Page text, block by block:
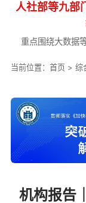
人社部等九部
重点围绕大数据
当前位置： 首页> 综
机构报告